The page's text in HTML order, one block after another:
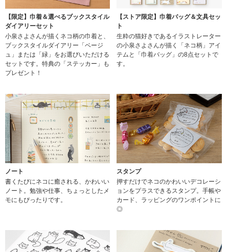
【限定】巾着＆選べるブックスタイル
ダイアリーセット
小泉さよさんが描くネコ柄の巾着と、
ブックスタイルダイアリー「ベージ
ュ」または「緑」をお選びいただける
セットです。特典の「ステッカー」も
プレゼント！
【ストア限定】巾着バッグ＆文具セッ
ト
生粋の猫好きであるイラストレーター
の小泉さよさんが描く「ネコ柄」アイ
テムと「巾着バッグ」の8点セットで
す。
ノート
書くたびにネコに癒される、かわいい
ノート。勉強や仕事、ちょっとしたメ
モにもぴったりです。
スタンプ
押すだけでネコのかわいいデコレーシ
ョンをプラスできるスタンプ。手帳や
カード、ラッピングのワンポイントに
◎